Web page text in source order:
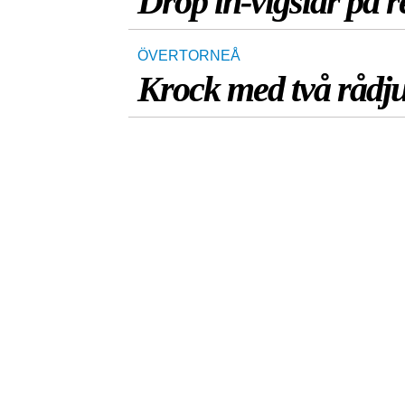
ÖVERTORNEÅ
Krock med två